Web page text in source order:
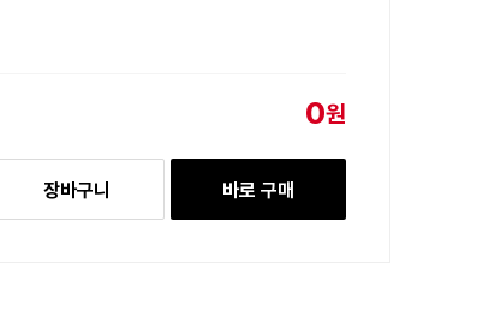
0원
장바구니 바로 구매